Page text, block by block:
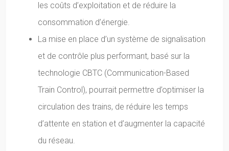
les coûts d’exploitation et de réduire la
consommation d’énergie.
La mise en place d’un système de signalisation
et de contrôle plus performant, basé sur la
technologie CBTC (Communication-Based
Train Control), pourrait permettre d’optimiser la
circulation des trains, de réduire les temps
d’attente en station et d’augmenter la capacité
du réseau.